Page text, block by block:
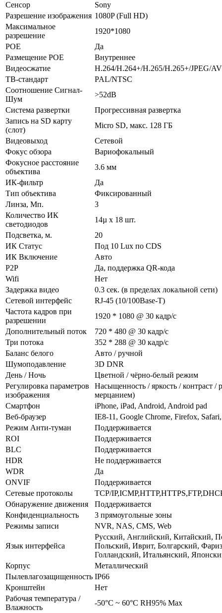
Сенсор
Sony
Разрешение изображения 1080P (Full HD)
Максимальное
разрешение
1920*1080
POE
Да
Размещение POE
Внутреннее
Видеосжатие
H.264/H.264+/H.265/H.265+/JPEG/
ТВ-стандарт
PAL/NTSC
Соотношение Сигнал-
Шум
>52dB
Система развертки
Прогрессивная развертка
Запись на SD карту
(слот)
Micro SD, макс. 128 ГБ
Видеовыход
Сетевой
Фокус обзора
Вариофокальный
Фокусное расстояние
объектива
3.6 мм
ИК-фильтр
Да
Тип объектива
Фиксированный
Линза, Мп.
3
Количество ИК
светодиодов
14µ x 18 шт.
Подсветка, м.
20
ИК Статус
Под 10 Lux по CDS
ИК Включение
Авто
P2P
Да, поддержка QR-кода
Wifi
Нет
Задержка видео
0.3 сек. (в пределах локальной сети)
Сетевой интерфейс
RJ-45 (10/100Base-T)
Частота кадров при
разрешении
1920 * 1080 @ 30 кадр/с
Дополнительный поток
720 * 480 @ 30 кадр/с
Три потока
352 * 288 @ 30 кадр/с
Баланс белого
Авто / ручной
Шумоподавление
3D DNR
День / Ночь
Цветной / чёрно-белый режим
Регулировка параметров
изображения
Насыщенность / яркость / контраст /
мерцанием)
Смартфон
iPhone, iPad, Android, Android pad
Веб-браузер
IE8-11, Google Chrome, Firefox,
Режим Анти-туман
Поддерживается
ROI
Поддерживается
BLC
Поддерживается
HDR
Не поддерживается
WDR
Да
ONVIF
Поддерживается
Сетевые протоколы
TCP/
Обнаружение движения
Поддерживается
Конфиденциальность
3 прямоугольные зоны
Режимы записи
NVR, NAS, CMS, Web
Язык интерфейса
Русский, Английский, Китайский,
Польский, Иврит, Болгарский,
Голландский, Итальянский,
Корпус
Металлический
Пылевлагозащищенность IP66
Кронштейн
Нет
Рабочая температура /
Влажность
-50°C ~ 60°C RH95% Max